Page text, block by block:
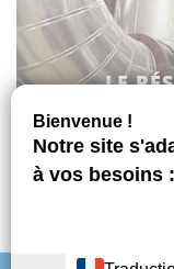
LE